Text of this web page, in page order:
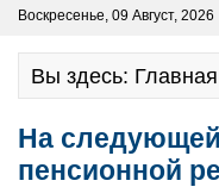
Воскресенье, 09 Август, 2026
Вы здесь:
На
пенсионной